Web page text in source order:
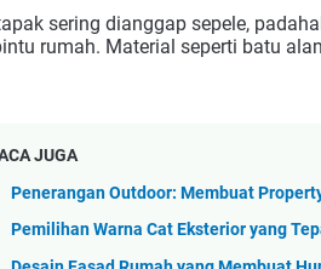
sering dianggap sepele,
rumah. Material seperti batu
JUGA
Penerangan Outdoor: Membuat
Pemilihan Warna Cat Eksterior yang